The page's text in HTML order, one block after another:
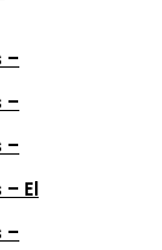
–
–
–
El
–